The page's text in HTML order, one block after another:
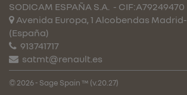
SODICAM ESPAÑA S.A. - CIF:A79249470
Avenida Europa, 1 Alcobendas Madrid-
(España)
913741717
satmt@renault.es
© 2026 - Sage Spain ™ (v.20.27)